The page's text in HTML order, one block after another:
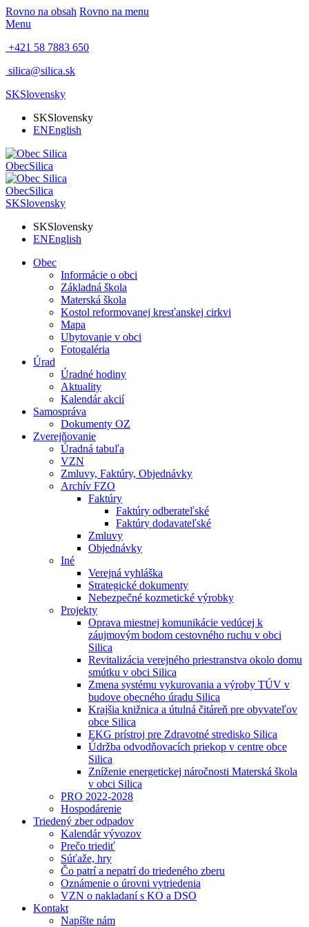
Rovno na obsah Rovno na menu
Menu
+421 58 7883 650
silica@silica.sk
SKSlovensky
SKSlovensky
ENEnglish
ObecSilica
ObecSilica
SKSlovensky
SKSlovensky
ENEnglish
Obec
Informácie o obci
Základná škola
Materská škola
Kostol reformovanej kresťanskej cirkvi
Mapa
Ubytovanie v obci
Fotogaléria
Úrad
Úradné hodiny
Aktuality
Kalendár akcií
Samospráva
Dokumenty OZ
Zverejňovanie
Úradná tabuľa
VZN
Zmluvy, Faktúry, Objednávky
Archív FZO
Faktúry
Faktúry odberateľské
Faktúry dodavateľské
Zmluvy
Objednávky
Iné
Verejná vyhláška
Strategické dokumenty
Nebezpečné kozmetické výrobky
Projekty
Oprava miestnej komunikácie vedúcej k
záujmovým bodom cestovného ruchu v obci
Silica
Revitalizácia verejného priestranstva okolo domu
smútku v obci Silica
Zmena systému vykurovania a výroby TÚV v
budove obecného úradu Silica
Krajšia knižnica a útulná čitáreň pre obyvateľov
obce Silica
EKG prístroj pre Zdravotné stredisko Silica
Údržba odvodňovacích priekop v centre obce
Silica
Zníženie energetickej náročnosti Materská škola
v obci Silica
PRO 2022-2028
Hospodárenie
Triedený zber odpadov
Kalendár vývozov
Prečo triediť
Súťaže, hry
Čo patrí a nepatrí do triedeného zberu
Oznámenie o úrovni vytriedenia
VZN o nakladaní s KO a DSO
Kontakt
Napíšte nám